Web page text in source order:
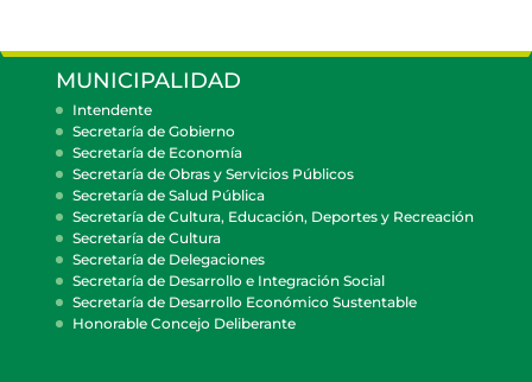
MUNICIPALIDAD
Intendente
Secretaría de Gobierno
Secretaría de Economía
Secretaría de Obras y Servicios Públicos
Secretaría de Salud Pública
Secretaría de Cultura, Educación, Deportes y Recreación
Secretaría de Cultura
Secretaría de Delegaciones
Secretaría de Desarrollo e Integración Social
Secretaría de Desarrollo Económico Sustentable
Honorable Concejo Deliberante